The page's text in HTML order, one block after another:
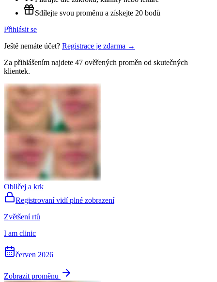
Sdílejte svou proměnu a získejte 20 bodů
Přihlásit se
Ještě nemáte účet? Registrace je zdarma →
Za přihlášením najdete 47 ověřených proměn od skutečných
klientek.
Obličej a krk
Registrovaní vidí plné zobrazení
Zvětšení rtů
I am clinic
červen 2026
Zobrazit proměnu